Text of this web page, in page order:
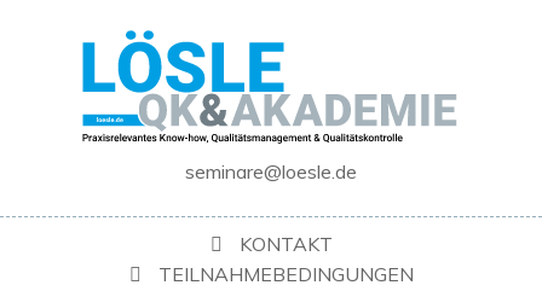
seminare@loesle.de
KONTAKT
TEILNAHMEBEDINGUNGEN